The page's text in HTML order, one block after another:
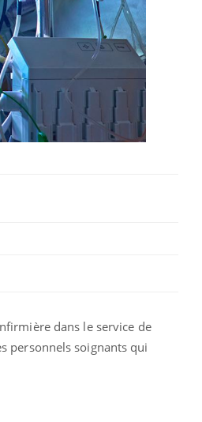
dans le service de
personnels soignants qui
Comment gérer le
sommeil des enfants en
vacances ?